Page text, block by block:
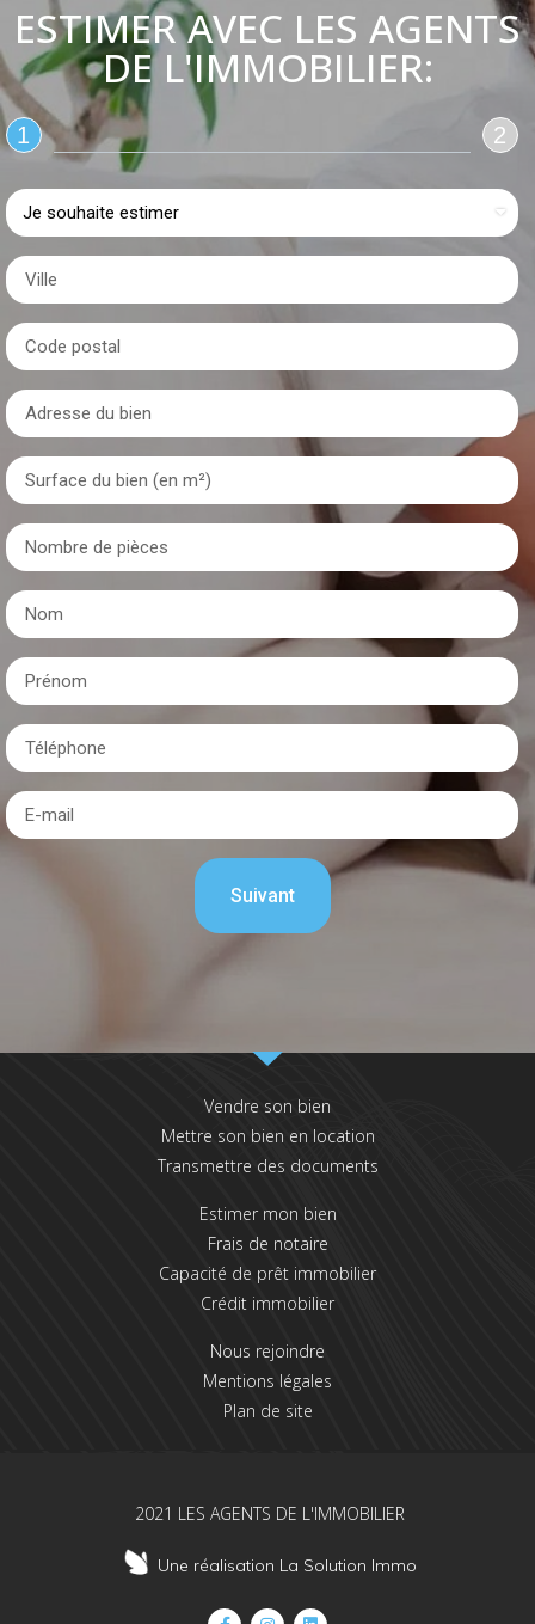
ESTIMER AVEC LES AGENTS
DE L'IMMOBILIER:
1 2
Vendre son bien
Mettre son bien en location
Transmettre des documents
Estimer mon bien
Frais de notaire
Capacité de prêt immobilier
Crédit immobilier
Nous rejoindre
Mentions légales
Plan de site
2021 LES AGENTS DE L'IMMOBILIER
Une réalisation La Solution Immo